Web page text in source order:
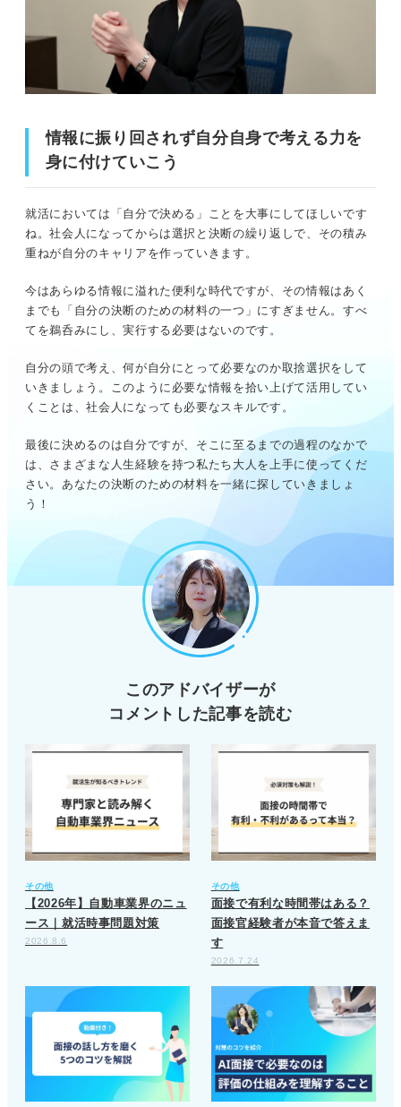
情報に振り回されず自分自身で考える力を
身に付けていこう
就活においては「自分で決める」ことを大事にしてほしいです
ね。社会人になってからは選択と決断の繰り返しで、その積み
重ねが自分のキャリアを作っていきます。
今はあらゆる情報に溢れた便利な時代ですが、その情報はあく
までも「自分の決断のための材料の一つ」にすぎません。すべ
てを鵜呑みにし、実行する必要はないのです。
自分の頭で考え、何が自分にとって必要なのか取捨選択をして
いきましょう。このように必要な情報を拾い上げて活用してい
くことは、社会人になっても必要なスキルです。
最後に決めるのは自分ですが、そこに至るまでの過程のなかで
は、さまざまな人生経験を持つ私たち大人を上手に使ってくだ
さい。あなたの決断のための材料を一緒に探していきましょ
う！
このアドバイザーが
コメントした記事を読む
その他
【2026年】自動車業界のニュ
ース｜就活時事問題対策
2026.8.6
その他
面接で有利な時間帯はある？
面接官経験者が本音で答えま
す
2026.7.24